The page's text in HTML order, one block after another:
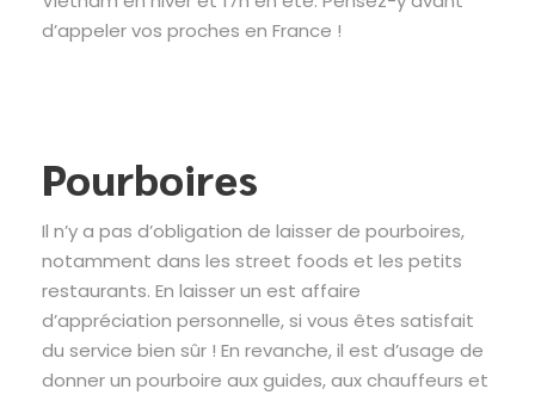
d’appeler vos proches en France !
Pourboires
Il n’y a pas d’obligation de laisser de pourboires,
notamment dans les street foods et les petits
restaurants. En laisser un est affaire
d’appréciation personnelle, si vous êtes satisfait
du service bien sûr ! En revanche, il est d’usage de
donner un pourboire aux guides, aux chauffeurs et